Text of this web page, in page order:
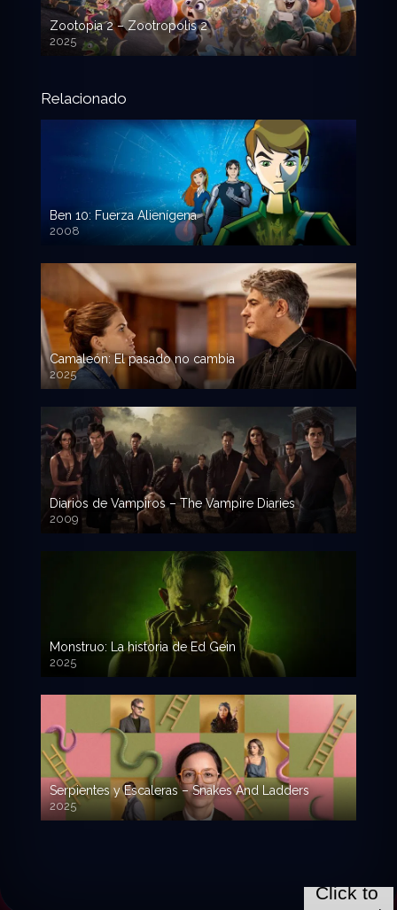
Zootopia 2 – Zootropolis 2
2025
720p HD
Relacionado
Ben 10: Fuerza Alienígena
2008
Camaleón: El pasado no cambia
2025
Diarios de Vampiros – The Vampire Diaries
2009
Monstruo: La historia de Ed Gein
2025
Serpientes y Escaleras – Snakes And Ladders
2025